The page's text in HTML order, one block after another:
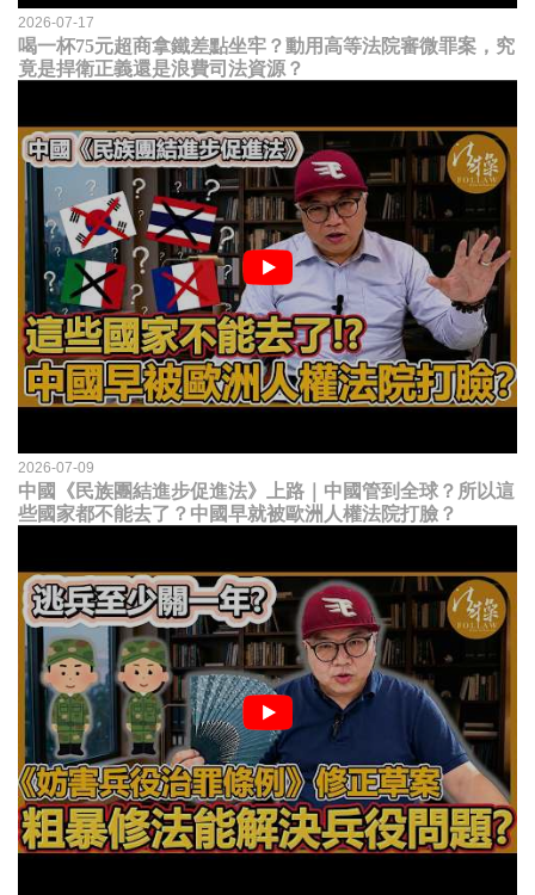
2026-07-17
喝一杯75元超商拿鐵差點坐牢？動用高等法院審微罪案，究
竟是捍衛正義還是浪費司法資源？
2026-07-09
中國《民族團結進步促進法》上路｜中國管到全球？所以這
些國家都不能去了？中國早就被歐洲人權法院打臉？